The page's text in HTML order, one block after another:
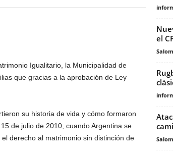
Igualitario, la Municipalidad de
que gracias a la aprobación de Ley
su historia de vida y cómo formaron
de julio de 2010, cuando Argentina se
derecho al matrimonio sin distinción de
el